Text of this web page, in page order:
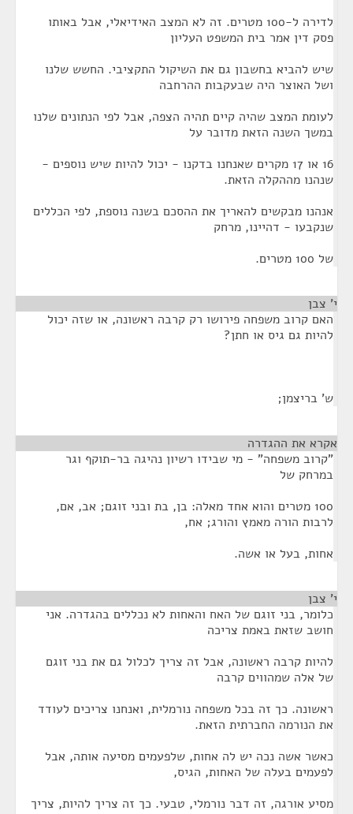
לדירה ל-100 מטרים. זה לא המצב האידיאלי, אבל באותו
פסק דין אמר בית המשפט העליון
שיש להביא בחשבון גם את השיקול התקציבי. החשש שלנו
ושל האוצר היה שבעקבות ההרחבה
לעומת המצב שהיה קיים תהיה הצפה, אבל לפי הנתונים שלנו
במשך השנה הזאת מדובר על
16 או 17 מקרים שאנחנו בדקנו - יכול להיות שיש נוספים -
שנהנו מההקלה הזאת.
אנהנו מבקשים להאריך את ההסכם בשנה נוספת, לפי הכללים
שנקבעו - דהיינו, מרחק
של 100 מטרים.
י' צבן
האם קרוב משפחה פירושו רק קרבה ראשונה, או שזה יכול
להיות גם גיס או חתן?
ש' בריצמן;
אקרא את ההגדרה
"קרוב משפחה" - מי שבידו רשיון נהיגה בר-תוקף וגר
במרחק של
100 מטרים והוא אחד מאלה: בן, בת ובני זוגם; אב, אם,
לרבות הורה מאמץ והורג; אח,
אחות, בעל או אשה.
י' צבן
כלומר, בני זוגם של האח והאחות לא נכללים בהגדרה. אני
חושב שזאת באמת צריכה
להיות קרבה ראשונה, אבל זה צריך לכלול גם את בני זוגם
של אלה שמהווים קרבה
ראשונה. כך זה בכל משפחה נורמלית, ואנחנו צריכים לעודד
את הנורמה החברתית הזאת.
כאשר אשה נכה יש לה אחות, שלפעמים מסיעה אותה, אבל
לפעמים בעלה של האחות, הגיס,
מסיע אורגה, זה דבר נורמלי, טבעי. כך זה צריך להיות, צריך